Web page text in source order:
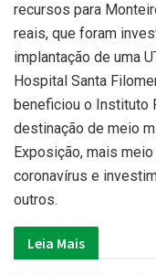
recursos para
reais, que foram
implantação de uma
Hospital Santa
beneficiou o Instituto
destinação de meio
Exposição, mais
coronavírus e
outros.
Leia Mais